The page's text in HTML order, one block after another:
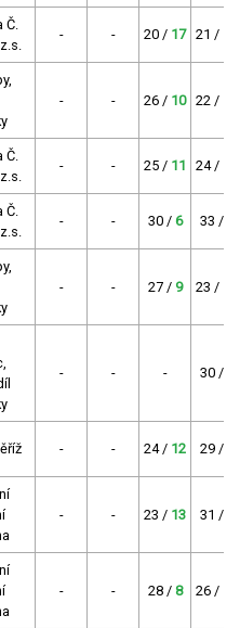
Č.
- - 20 / 17 21 /
- - 26 / 10 22 /
Č.
- - 25 / 11 24 /
Č.
- - 30 / 6 33 /
- - 27 / 9 23 /
- - - 30 /
- - 24 / 12 29 /
- - 23 / 13 31 /
- - 28 / 8 26 /